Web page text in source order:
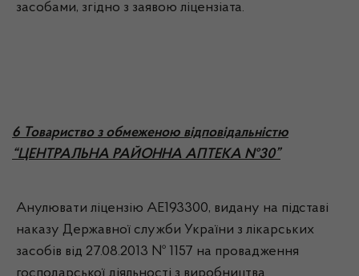
засобами, згідно з заявою ліцензіата.
6 Товариство з обмеженою відповідальністю
“ЦЕНТРАЛЬНА РАЙОННА АПТЕКА №30”
Анулювати ліцензію АЕ193300, видану на підставі
наказу Державної служби України з лікарських
засобів від 27.08.2013 № 1157 на провадження